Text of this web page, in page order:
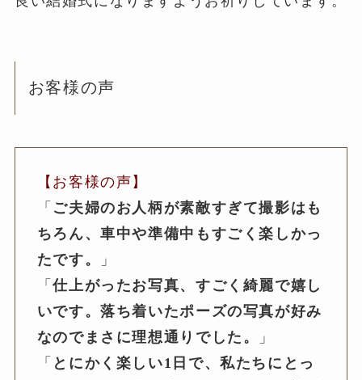
お客様の声
【お客様の声】
「 ご夫婦のお人柄が素敵すぎて撮影はも
ちろん、車中や準備中もすごく楽しかっ
たです。
」
「仕上がったお写真、すごく綺麗で嬉し
いです。落ち着いたポーズの写真が好み
なのでまさに理想通りでした。
」
「 とにかく楽しい1日で、私たちにとっ